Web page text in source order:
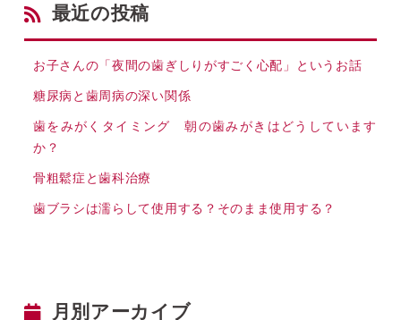
最近の投稿
お子さんの「夜間の歯ぎしりがすごく心配」というお話
糖尿病と歯周病の深い関係
歯をみがくタイミング 朝の歯みがきはどうしています
か？
骨粗鬆症と歯科治療
歯ブラシは濡らして使用する？そのまま使用する？
月別アーカイブ